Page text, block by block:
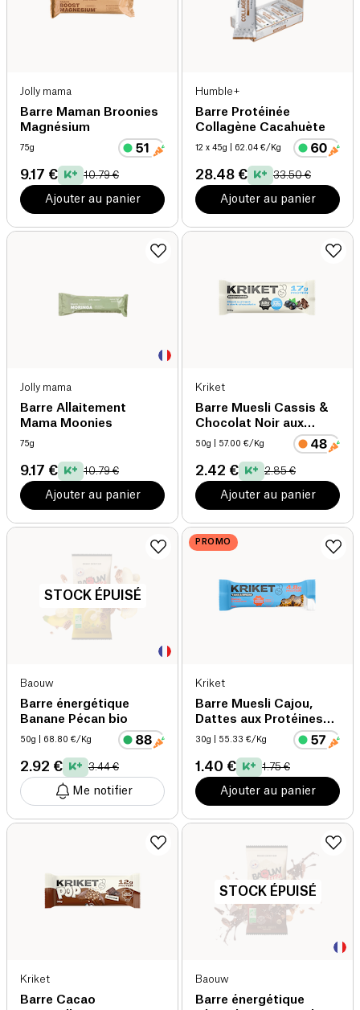
Jolly mama
Barre Maman Broonies
Magnésium
75g
9.17 € 10.79 €
Ajouter au panier
Humble+
Barre Protéinée
Collagène Cacahuète
12 x 45g | 62.04 €/Kg
28.48 € 33.50 €
Ajouter au panier
Jolly mama
Barre Allaitement
Mama Moonies
75g
9.17 € 10.79 €
Ajouter au panier
Kriket
Barre Muesli Cassis &
Chocolat Noir aux
Protéines de Grillon
50g | 57.00 €/Kg
2.42 € 2.85 €
Ajouter au panier
STOCK ÉPUISÉ
Baouw
Barre énergétique
Banane Pécan bio
50g | 68.80 €/Kg
2.92 € 3.44 €
Me notifier
PROMO
Kriket
Barre Muesli Cajou,
Dattes aux Protéines
de Grillon
30g | 55.33 €/Kg
1.40 € 1.75 €
Ajouter au panier
Kriket
Barre Cacao
STOCK ÉPUISÉ
Baouw
Barre énergétique